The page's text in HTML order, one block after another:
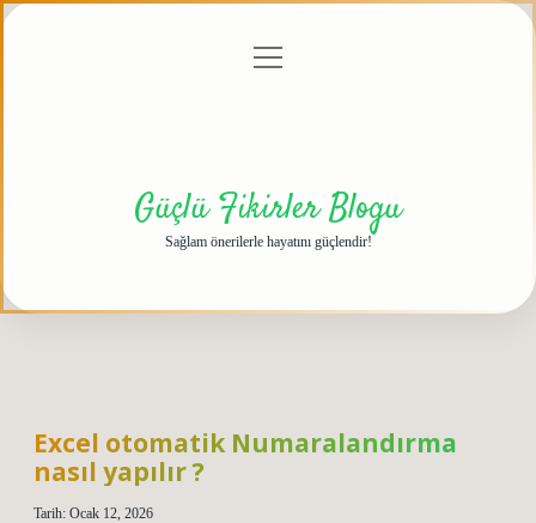
menüyü
Güçlü Fikirler Blogu
Sağlam önerilerle hayatını güçlendir!
Excel otomatik Numaralandırma
nasıl yapılır ?
Tarih: Ocak 12, 2026